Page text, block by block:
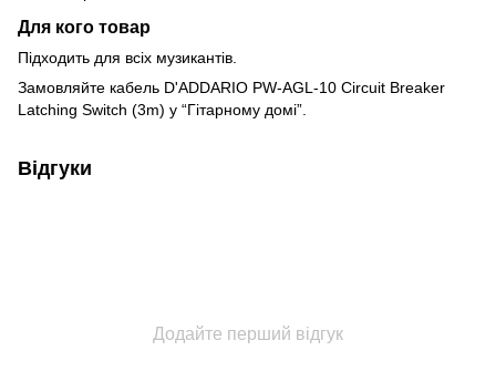
Для кого товар
Підходить для всіх музикантів.
Замовляйте кабель D'ADDARIO PW-AGL-10 Circuit Breaker
Latching Switch (3m) у “Гітарному домі”.
Відгуки
Додайте перший відгук